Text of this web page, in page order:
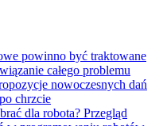
powinno być traktowane
całego problemu
nowoczesnych dań
chrzcie
dla robota? Przegląd